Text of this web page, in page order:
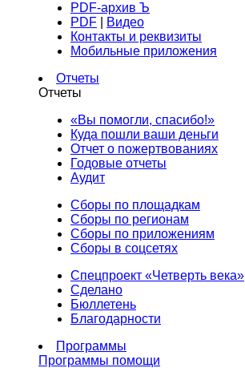
PDF-архив Ъ
PDF
Видео
Контакты и реквизиты
Мобильные приложения
Отчеты
Отчеты
«Вы помогли, спасибо!»
Куда пошли ваши деньги
Отчет о пожертвованиях
Годовые отчеты
Аудит
Сборы по площадкам
Сборы по регионам
Сборы по приложениям
Сборы в соцсетях
Спецпроект «Четверть века»
Сделано
Бюллетень
Благодарности
Программы
Программы помощи